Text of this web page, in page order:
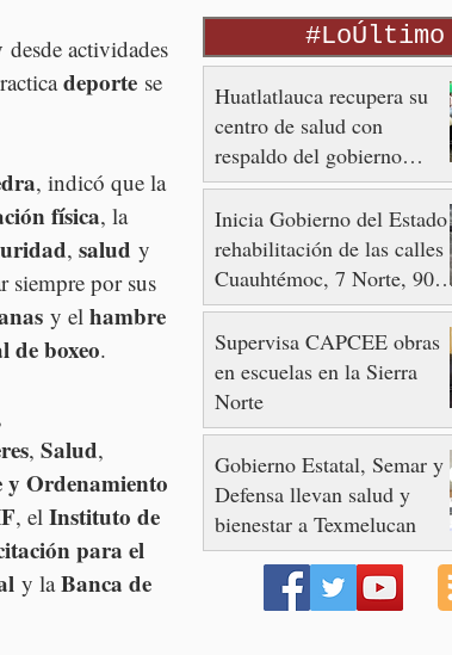
desde actividades
deporte se
, indicó que la
física, la
, salud y
siempre por sus
y el hambre
de boxeo.
, Salud,
y Ordenamiento
, el Instituto de
para el
y la Banca de
#LoÚltimo
Huatlatlauca recupera su
centro de salud con
respaldo del gobierno
estatal
Inicia Gobierno del Estado
rehabilitación de las calles
Cuauhtémoc, 7 Norte, 90 y
88 Poniente
Supervisa CAPCEE obras
en escuelas en la Sierra
Norte
Gobierno Estatal, Semar y
Defensa llevan salud y
bienestar a Texmelucan